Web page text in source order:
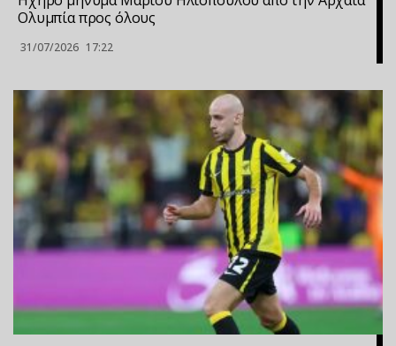
Ολυμπία προς όλους
31/07/2026 17:22